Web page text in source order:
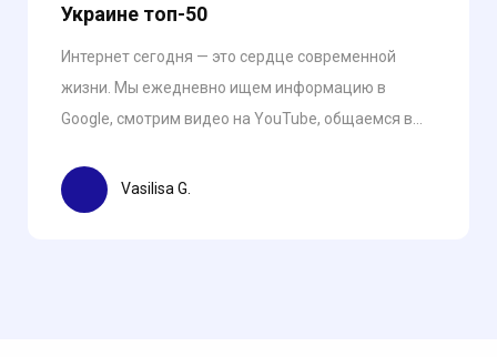
Украине топ-50
Интернет сегодня — это сердце современной
жизни. Мы ежедневно ищем информацию в
Google, смотрим видео на YouTube, общаемся в...
Vasilisa G.